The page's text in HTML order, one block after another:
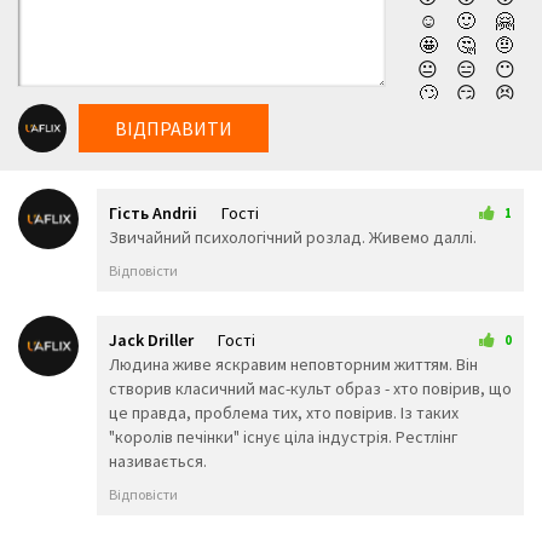
аби вперше відкрити перед світом всю істину, що
насправді ховається за перемогами та великими
досягненнями. Дивитись новий фільм компанії Нетфлікс
Нерозказане: Король Печінки (2025) українською онлайн,
абсолютно безкоштовно та у високій якості!
☺️
🙂
🤗
🤩
🤔
🤨
😐
😑
😶
🙄
😏
😣
😔
😕
🙃
😨
😩
🤯
😰
😱
🥵
🥶
😳
😵
😡
ВІДПРАВИТИ
Гість Andrii
Гості
14 грудня 2025 16:03
1
Звичайний психологічний розлад. Живемо даллі.
Відповісти
Jack Driller
Гості
20 грудня 2025 03:27
0
Людина живе яскравим неповторним життям. Він
створив класичний мас-культ образ - хто повірив, що
це правда, проблема тих, хто повірив. Із таких
"королів печінки" існує ціла індустрія. Рестлінг
називається.
Відповісти